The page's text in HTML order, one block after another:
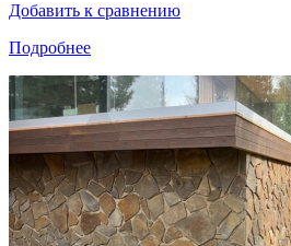
Добавить к сравнению
Подробнее